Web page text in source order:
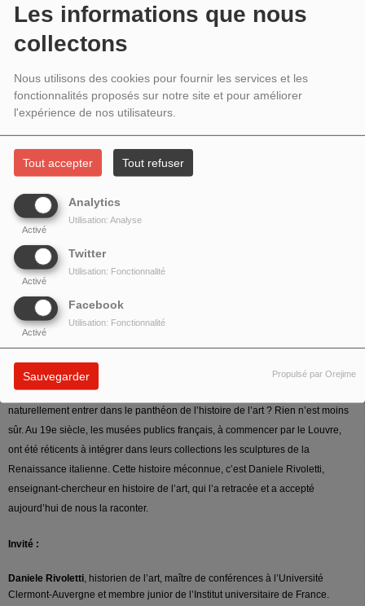
Les informations que nous
collectons
Nous utilisons des cookies pour fournir les services et les
fonctionnalités proposés sur notre site et pour améliorer
l'expérience de nos utilisateurs.
Tout accepter Tout refuser
Analytics
Activé
Utilisation: Analyse
Twitter
Activé
Utilisation: Fonctionnalité
Facebook
Activé
Utilisation: Fonctionnalité
Sauvegarder Propulsé par Orejime
Qu’est-ce qui fait qu’une œuvre d’art entre, ou non, dans les collections d’un
musée ? Qu’est-ce qui fait qu’on la trouve belle, qu’on la considère comme un
chef d’œuvre qui, forcément, traversera le temps sans prendre une ride ?
Possèderait-elle des qualités intrinsèques qui nous amèneraient à la faire
naturellement entrer dans le panthéon de l’histoire de l’art ? Rien n’est moins
sûr. Au 19e siècle, les musées publics français, à commencer par le Louvre,
ont été réticents à intégrer dans leurs collections les sculptures de la
Renaissance italienne. Cette histoire méconnue, c’est Daniele Rivoletti,
enseignant-chercheur en histoire de l’art, qui l’a retracée et a accepté
aujourd’hui de nous la raconter.
Invité :
Daniele Rivoletti , historien de l’art, maître de conférences à l’Université
Clermont-Auvergne et membre junior de l’Institut universitaire de France.